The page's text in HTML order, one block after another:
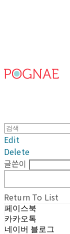
Edit
Delete
글쓴이
Return To List
페이스북
카카오톡
네이버 블로그